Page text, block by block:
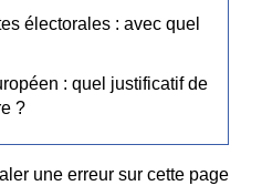
électorales : avec quel
: quel justificatif de
?
une erreur sur cette page